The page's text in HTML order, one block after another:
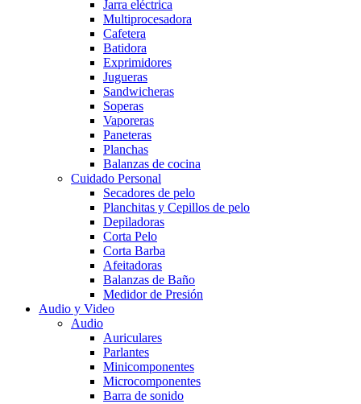
Jarra eléctrica
Multiprocesadora
Cafetera
Batidora
Exprimidores
Jugueras
Sandwicheras
Soperas
Vaporeras
Paneteras
Planchas
Balanzas de cocina
Cuidado Personal
Secadores de pelo
Planchitas y Cepillos de pelo
Depiladoras
Corta Pelo
Corta Barba
Afeitadoras
Balanzas de Baño
Medidor de Presión
Audio y Video
Audio
Auriculares
Parlantes
Minicomponentes
Microcomponentes
Barra de sonido